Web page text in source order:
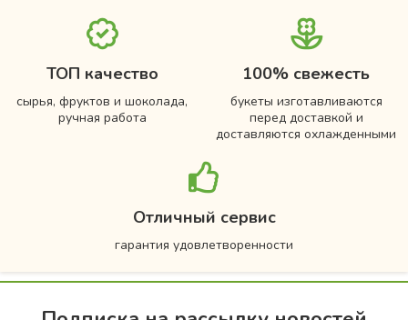
ТОП качество
сырья, фруктов и шоколада,
ручная работа
100% свежесть
букеты изготавливаются
перед доставкой и
доставляются охлажденными
Отличный сервис
гарантия удовлетворенности